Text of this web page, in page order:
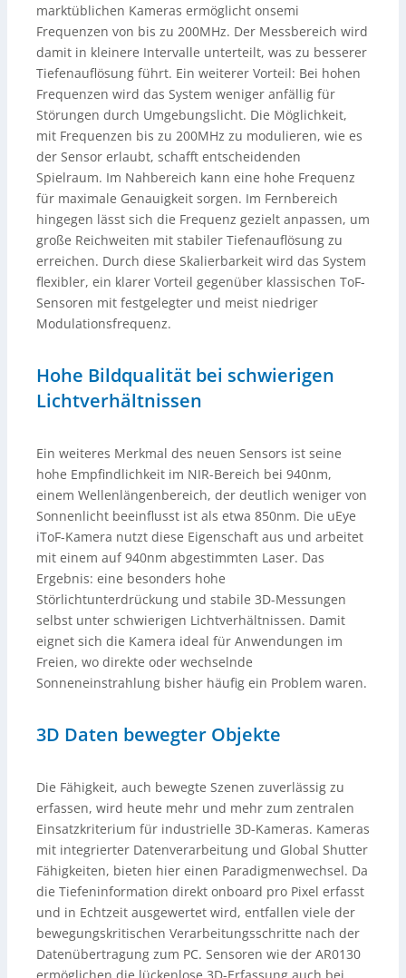
marktüblichen Kameras ermöglicht onsemi
Frequenzen von bis zu 200MHz. Der Messbereich wird
damit in kleinere Intervalle unterteilt, was zu besserer
Tiefenauflösung führt. Ein weiterer Vorteil: Bei hohen
Frequenzen wird das System weniger anfällig für
Störungen durch Umgebungslicht. Die Möglichkeit,
mit Frequenzen bis zu 200MHz zu modulieren, wie es
der Sensor erlaubt, schafft entscheidenden
Spielraum. Im Nahbereich kann eine hohe Frequenz
für maximale Genauigkeit sorgen. Im Fernbereich
hingegen lässt sich die Frequenz gezielt anpassen, um
große Reichweiten mit stabiler Tiefenauflösung zu
erreichen. Durch diese Skalierbarkeit wird das System
flexibler, ein klarer Vorteil gegenüber klassischen ToF-
Sensoren mit festgelegter und meist niedriger
Modulationsfrequenz.
Hohe Bildqualität bei schwierigen
Lichtverhältnissen
Ein weiteres Merkmal des neuen Sensors ist seine
hohe Empfindlichkeit im NIR-Bereich bei 940nm,
einem Wellenlängenbereich, der deutlich weniger von
Sonnenlicht beeinflusst ist als etwa 850nm. Die uEye
iToF-Kamera nutzt diese Eigenschaft aus und arbeitet
mit einem auf 940nm abgestimmten Laser. Das
Ergebnis: eine besonders hohe
Störlichtunterdrückung und stabile 3D-Messungen
selbst unter schwierigen Lichtverhältnissen. Damit
eignet sich die Kamera ideal für Anwendungen im
Freien, wo direkte oder wechselnde
Sonneneinstrahlung bisher häufig ein Problem waren.
3D Daten bewegter Objekte
Die Fähigkeit, auch bewegte Szenen zuverlässig zu
erfassen, wird heute mehr und mehr zum zentralen
Einsatzkriterium für industrielle 3D-Kameras. Kameras
mit integrierter Datenverarbeitung und Global Shutter
Fähigkeiten, bieten hier einen Paradigmenwechsel. Da
die Tiefeninformation direkt onboard pro Pixel erfasst
und in Echtzeit ausgewertet wird, entfallen viele der
bewegungskritischen Verarbeitungsschritte nach der
Datenübertragung zum PC. Sensoren wie der AR0130